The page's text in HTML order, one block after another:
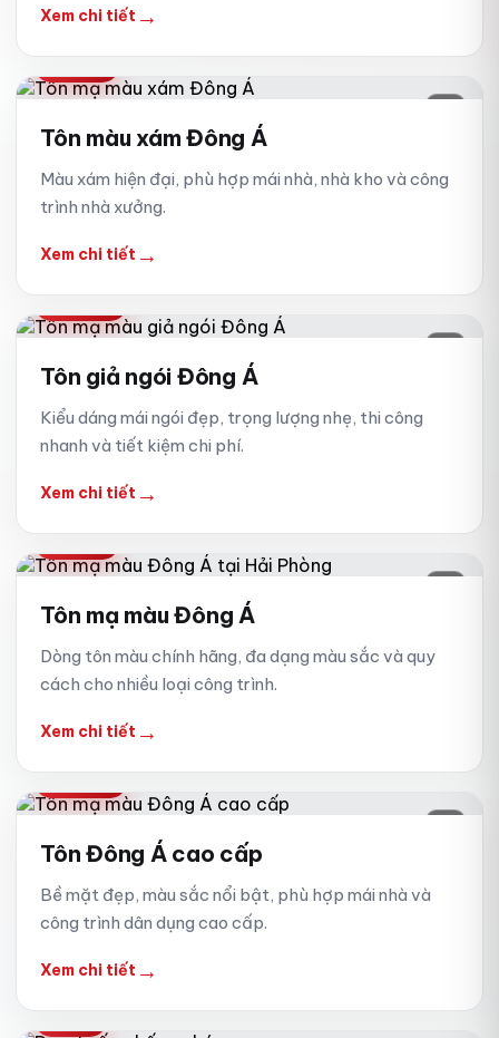
Xem chi tiết →
Tôn màu xám Đông Á
Màu xám hiện đại, phù hợp mái nhà, nhà kho và công
trình nhà xưởng.
Xem chi tiết →
Tôn giả ngói Đông Á
Kiểu dáng mái ngói đẹp, trọng lượng nhẹ, thi công
nhanh và tiết kiệm chi phí.
Xem chi tiết →
Tôn mạ màu Đông Á
Dòng tôn màu chính hãng, đa dạng màu sắc và quy
cách cho nhiều loại công trình.
Xem chi tiết →
Tôn Đông Á cao cấp
Bề mặt đẹp, màu sắc nổi bật, phù hợp mái nhà và
công trình dân dụng cao cấp.
Xem chi tiết →